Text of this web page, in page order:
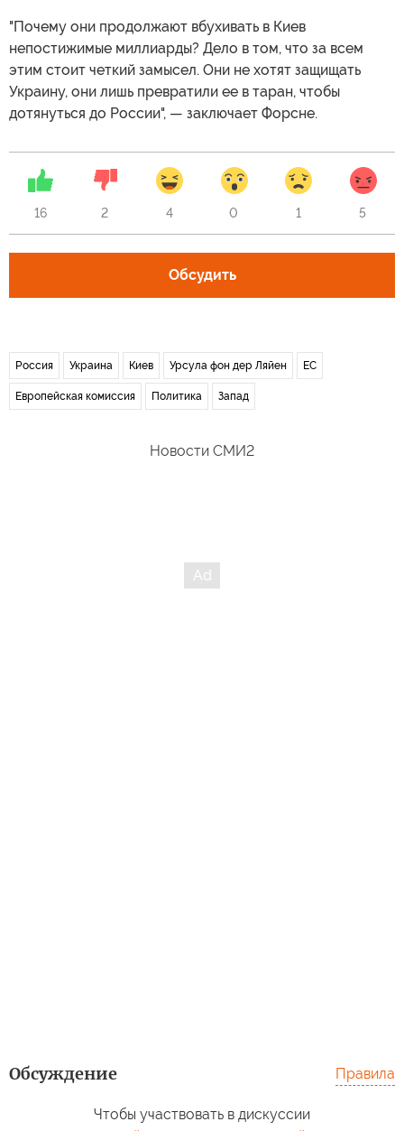
"Почему они продолжают вбухивать в Киев
непостижимые миллиарды? Дело в том, что за всем
этим стоит четкий замысел. Они не хотят защищать
Украину, они лишь превратили ее в таран, чтобы
дотянуться до России", — заключает Форсне.
16 2 4 0 1 5
Обсудить
Россия Украина Киев Урсула фон дер Ляйен ЕС
Европейская комиссия Политика Запад
Новости СМИ2
Обсуждение Правила
Чтобы участвовать в дискуссии